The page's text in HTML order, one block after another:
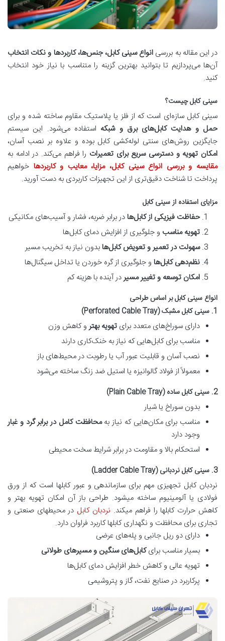
در این مقاله به بررسی انواع سینی کابل، جنس‌ها، کاربردها و نکات انتخاب
آن‌ها می‌پردازیم تا بتوانید بهترین گزینه را متناسب با نیاز خود انتخاب
کنید.
سینی کابل چیست؟
سینی کابل سازه‌ای است که از فلز یا پلاستیک مقاوم ساخته شده و برای
حمل و هدایت کابل‌های برق و شبکه استفاده می‌شود. این سیستم
جایگزین روش‌های سنتی لوله‌کشی کابل بوده و علاوه بر نصب آسان،
امکان تهویه و دسترسی سریع برای تعمیرات را فراهم می‌کند. در ادامه به
مقایسه و بررسی انواع سینی کابل، مزایا، معایب و کاربردها خواهیم
پرداخت تا شناخت دقیق‌تری از این تجهیزات کاربردی به دست آورید.
مزایای استفاده از سینی کابل
حفاظت فیزیکی از کابل‌هادر برابر ضربه، فشار و آسیب‌های مکانیکی
تهویه مناسب و جلوگیری از افزایش دمای کابل‌ها
سهولت در تعمیر و تعویض کابل‌هابدون نیاز به تخریب مسیر
نظم‌دهی کابل‌ها و جلوگیری از گره خوردن یا تداخل سیگنال‌ها
امکان توسعه و تغییر مسیردر آینده با هزینه کم
انواع سینی کابل بر اساس طراحی
1. سینی کابل مشبک (Perforated Cable Tray)
دارای سوراخ‌های متعدد برای تهویه بهترو کاهش وزن
مناسب برای کابل‌هایی که نیاز به خنک‌کاری دارند
نصب آسان و قابلیت عبور آب یا رطوبت در محیط‌های باز
معمولاً از فولاد گالوانیزه یا استیل ضد زنگ ساخته می‌شود
2. سینی کابل ساده (Plain Cable Tray)
بدون سوراخ یا شیار
مناسب برای مکان‌هایی که نیاز بهمحافظت کامل در برابر گرد و غبار
وجود دارد
استحکام بالا و مقاومت در برابر شرایط سخت محیطی
3. سینی کابل نردبانی (Ladder Cable Tray)
نردبان کابل تجهیزی مهم برای سازماندهی و عبور کابلها است که از ورق
فولادی یا آلومینیوم ساخته میشود. طراحی باز آن امکان تهویه بهتر و
کاهش حرارت کابلها را فراهم میکند. نردبان کابل در محیطهای صنعتی و
تجاری برای محافظت و نگهداری کابلها کاربرد فراوان دارد.
دارای دو ریل جانبی و پله‌های عرضی
بسیار مناسب برایکابل‌های سنگین و مسیرهای طولانی
تهویه عالی و کاهش خطر افزایش دمای کابل‌ها
پرکاربرد در صنایع نفت، گاز و پتروشیمی